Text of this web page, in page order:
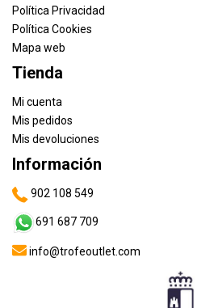
Política Privacidad
Política Cookies
Mapa web
Tienda
Mi cuenta
Mis pedidos
Mis devoluciones
Información
902 108 549
691 687 709
info@trofeoutlet.com